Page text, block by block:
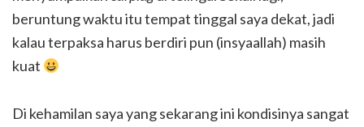
beruntung waktu itu tempat tinggal saya dekat, jadi
kalau terpaksa harus berdiri pun (insyaallah) masih
kuat
Di kehamilan saya yang sekarang ini kondisinya sangat